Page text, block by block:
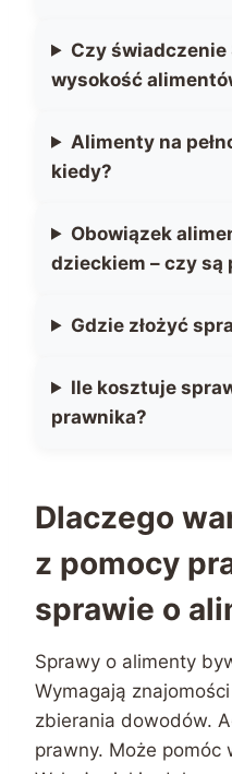
Czy świadczenie
wysokość
Alimenty na
kiedy?
Obowiązek
dzieckiem – czy są
Gdzie złożyć
Ile kosztuje
prawnika?
Dlaczego
z pomocy
sprawie o
Sprawy o alimenty
Wymagają
zbierania dowodów.
prawny. Może pomóc